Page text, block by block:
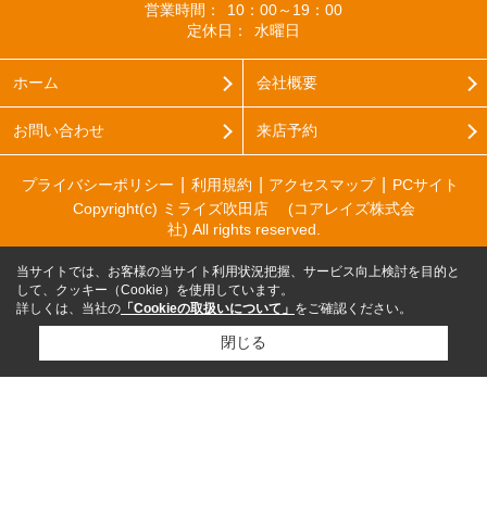
営業時間：
10：00～19：00
定休日：
水曜日
ホーム 会社概要
お問い合わせ 来店予約
プライバシーポリシー 利用規約 アクセスマップ
PCサイト
Copyright(c) ミライズ吹田店 (コアレイズ株式会
社) All rights reserved.
当サイトでは、お客様の当サイト利用状況把握、サービス向上検討を目的と
して、クッキー（Cookie）を使用しています。
詳しくは、当社の 「Cookieの取扱いについて」 をご確認ください。
閉じる